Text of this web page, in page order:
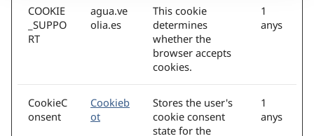
COOKIE
_SUPPO
RT
agua.ve
olia.es
This cookie
determines
whether the
browser accepts
cookies.
1
anys
CookieC
onsent
Cookieb
ot
Stores the user's
cookie consent
state for the
1
anys